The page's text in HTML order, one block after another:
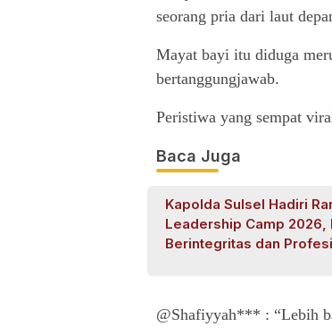
seorang pria dari laut
Mayat bayi itu diduga
bertanggungjawab.
Peristiwa yang sempat
Baca Juga
Kapolda Sulsel Hadiri
Leadership Camp 2026,
Berintegritas dan
@Shafiyyah*** : “Lebih